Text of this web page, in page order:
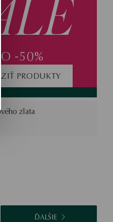
-50%
PRODUKTY
zlata
ĎALŠIE